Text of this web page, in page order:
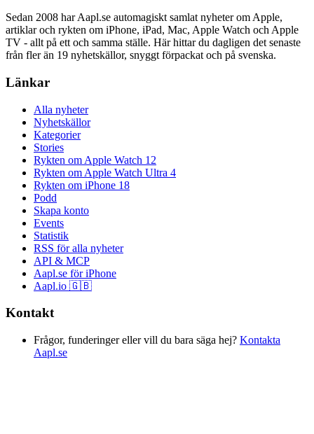
Sedan 2008 har Aapl.se automagiskt samlat nyheter om Apple,
artiklar och rykten om iPhone, iPad, Mac, Apple Watch och Apple
TV - allt på ett och samma ställe. Här hittar du dagligen det senaste
från fler än 19 nyhetskällor, snyggt förpackat och på svenska.
Länkar
Alla nyheter
Nyhetskällor
Kategorier
Stories
Rykten om Apple Watch 12
Rykten om Apple Watch Ultra 4
Rykten om iPhone 18
Podd
Skapa konto
Events
Statistik
RSS för alla nyheter
API & MCP
Aapl.se för iPhone
Aapl.io 🇬🇧
Kontakt
Frågor, funderinger eller vill du bara säga hej? Kontakta
Aapl.se